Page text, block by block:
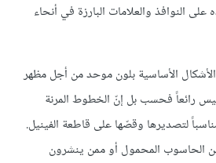
النوافذ والعلامات البارزة في أنحاء
الأساسية بلون موحد من أجل مظهر
رائعاً فحسب بل إنّ الخطوط المرنة
لتصديرها وقصّها على قاطعة الفينيل.
الحاسوب المحمول أو ممن ينشرون